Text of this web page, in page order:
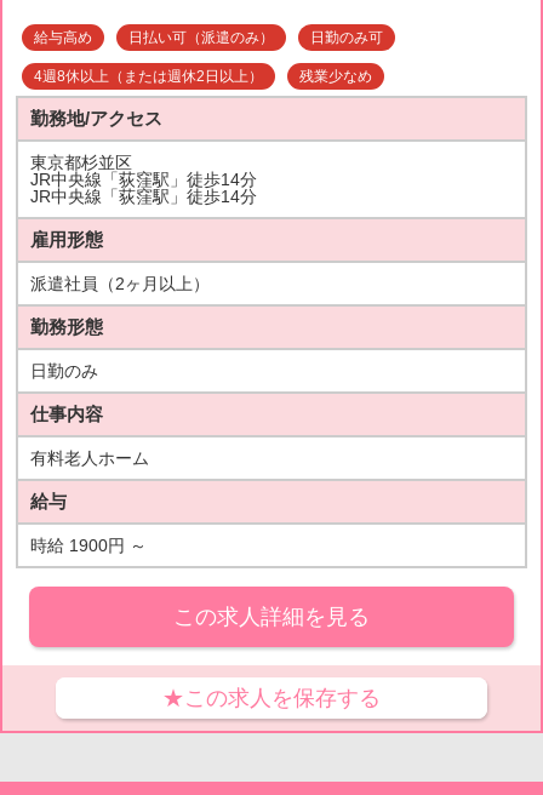
給与高め 日払い可（派遣のみ） 日勤のみ可
4週8休以上（または週休2日以上） 残業少なめ
勤務地/アクセス
東京都杉並区
JR中央線「荻窪駅」徒歩14分
JR中央線「荻窪駅」徒歩14分
雇用形態
派遣社員（2ヶ月以上）
勤務形態
日勤のみ
仕事内容
有料老人ホーム
給与
時給 1900円 ～
この求人詳細を見る
★この求人を保存する